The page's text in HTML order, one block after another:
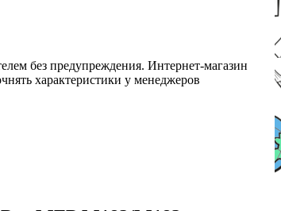
без предупреждения. Интернет-магазин
характеристики у менеджеров